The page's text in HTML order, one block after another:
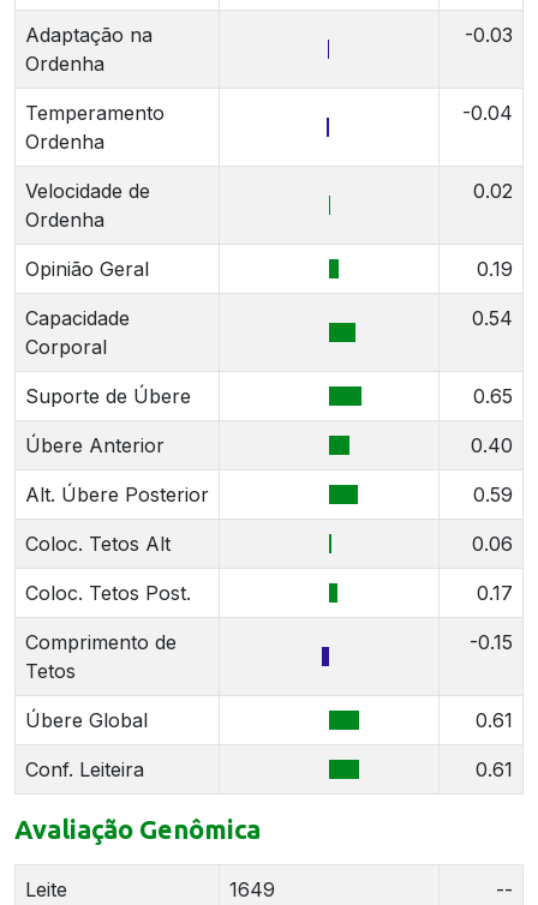
Adaptação na
Ordenha
-0.03
Temperamento
Ordenha
-0.04
Velocidade de
Ordenha
0.02
Opinião Geral 0.19
Capacidade
Corporal
0.54
Suporte de Úbere 0.65
Úbere Anterior 0.40
Alt. Úbere Posterior 0.59
Coloc. Tetos Alt 0.06
Coloc. Tetos Post. 0.17
Comprimento de
Tetos
-0.15
Úbere Global 0.61
Conf. Leiteira 0.61
Avaliação Genômica
Leite 1649 --